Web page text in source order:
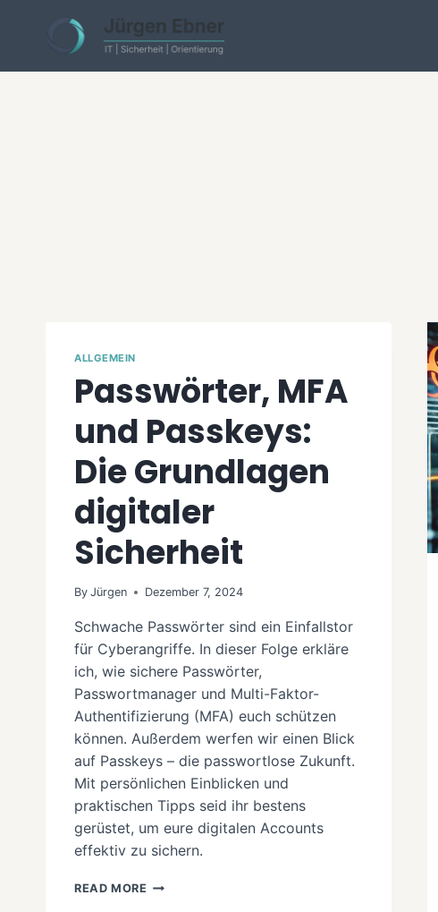
ALLGEMEIN
Passwörter, MFA
und Passkeys:
Die Grundlagen
digitaler
Sicherheit
By Jürgen Dezember 7, 2024
Schwache Passwörter sind ein Einfallstor
für Cyberangriffe. In dieser Folge erkläre
ich, wie sichere Passwörter,
Passwortmanager und Multi-Faktor-
Authentifizierung (MFA) euch schützen
können. Außerdem werfen wir einen Blick
auf Passkeys – die passwortlose Zukunft.
Mit persönlichen Einblicken und
praktischen Tipps seid ihr bestens
gerüstet, um eure digitalen Accounts
effektiv zu sichern.
READ MORE PASSWÖRTER,